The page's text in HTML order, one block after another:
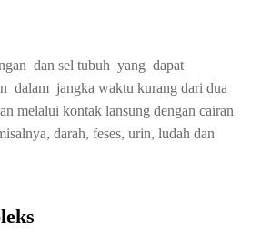
dan sel tubuh yang dapat
dalam jangka waktu kurang dari dua
melalui kontak lansung dengan cairan
darah, feses, urin, ludah dan